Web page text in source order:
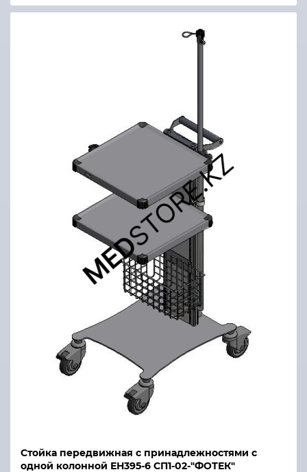
Стойка передвижная с принадлежностями с
одной колонной ЕН395-6 СП1-02-"ФОТЕК"